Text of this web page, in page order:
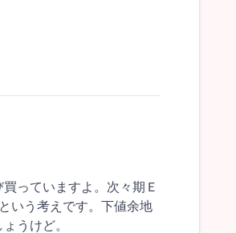
っていますよ。次々期Ｅ
いう考えです。下値余地
うけど。